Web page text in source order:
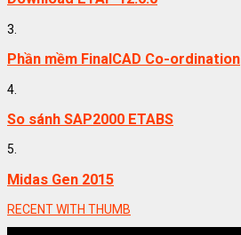
3.
Phần mềm FinalCAD Co-ordination
4.
So sánh SAP2000 ETABS
5.
Midas Gen 2015
RECENT WITH THUMB